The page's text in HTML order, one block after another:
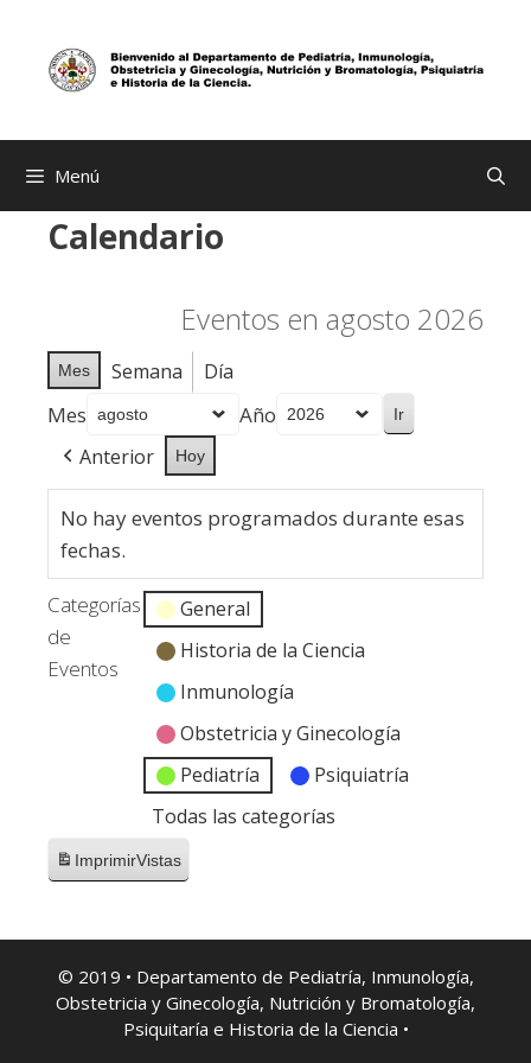
contenido
Menú
Calendario
Eventos en agosto 2026
Mes Semana Día
Mes Año
Anterior Hoy
No hay eventos programados durante esas
fechas.
Categorías
de
Eventos
General
Historia de la Ciencia
Inmunología
Obstetricia y Ginecología
Pediatría
Psiquiatría
Todas las categorías
ImprimirVistas
© 2019 • Departamento de Pediatría, Inmunología,
Obstetricia y Ginecología, Nutrición y Bromatología,
Psiquitaría e Historia de la Ciencia •